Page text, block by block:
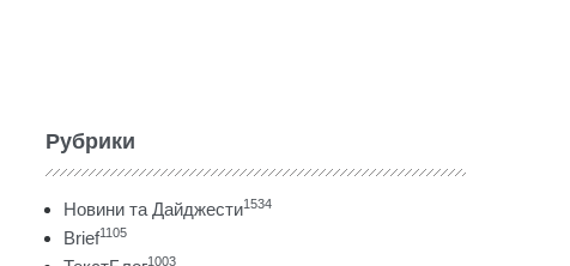
Рубрики
Новини та Дайджести1534
Brief1105
1003